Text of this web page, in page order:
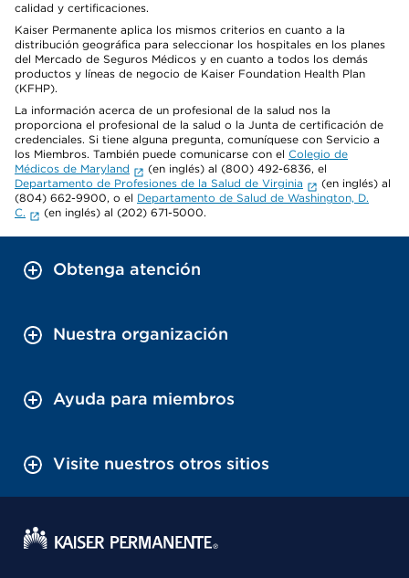
calidad y certificaciones.
Kaiser Permanente aplica los mismos criterios en cuanto a la
distribución geográfica para seleccionar los hospitales en los planes
del Mercado de Seguros Médicos y en cuanto a todos los demás
productos y líneas de negocio de Kaiser Foundation Health Plan
(KFHP).
La información acerca de un profesional de la salud nos la
proporciona el profesional de la salud o la Junta de certificación de
credenciales. Si tiene alguna pregunta, comuníquese con Servicio a
los Miembros. También puede comunicarse con el Colegio de
Médicos de Maryland
(en inglés) al (800) 492-6836, el
Departamento de Profesiones de la Salud de Virginia
(en inglés) al
(804) 662-9900, o el Departamento de Salud de Washington, D.
C.
(en inglés) al (202) 671-5000.
Obtenga atención
Nuestra organización
Ayuda para miembros
Visite nuestros otros sitios